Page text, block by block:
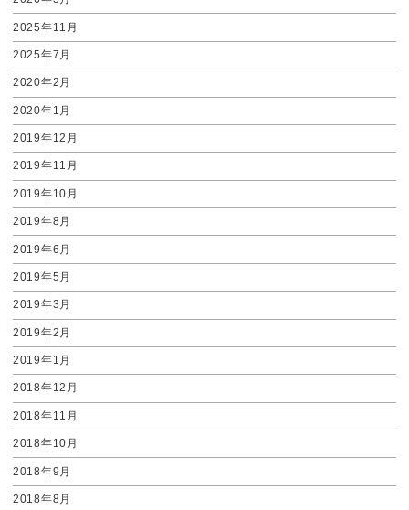
2025年11月
2025年7月
2020年2月
2020年1月
2019年12月
2019年11月
2019年10月
2019年8月
2019年6月
2019年5月
2019年3月
2019年2月
2019年1月
2018年12月
2018年11月
2018年10月
2018年9月
2018年8月